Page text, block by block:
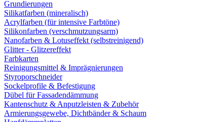
Grundierungen
Silikatfarben (mineralisch)
Acrylfarben (für intensive Farbtöne)
Silikonfarben (verschmutzungsarm)
Nanofarben & Lotuseffekt (selbstreinigend)
Glitter - Glitzereffekt
Farbkarten
Reinigungsmittel & Imprägnierungen
Styroporschneider
Sockelprofile & Befestigung
Dübel für Fassadendämmung
Kantenschutz & Anputzleisten & Zubehör
Armierungsgewebe, Dichtbänder & Schaum